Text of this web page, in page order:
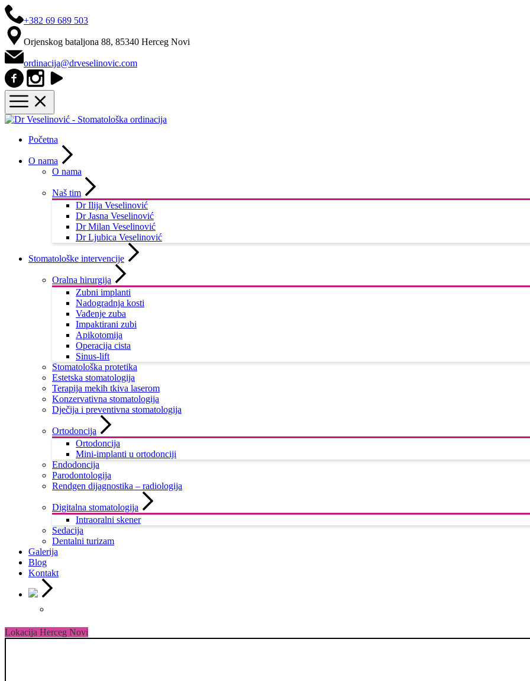
+382 69 689 503
Orjenskog bataljona 88, 85340 Herceg Novi
ordinacija@drveselinovic.com
Početna
O nama
O nama
Naš tim
Dr Ilija Veselinović
Dr Jasna Veselinović
Dr Milan Veselinović
Dr Ljubica Veselinović
Stomatološke intervencije
Oralna hirurgija
Zubni implanti
Nadogradnja kosti
Vađenje zuba
Impaktirani zubi
Apikotomija
Operacija cista
Sinus-lift
Stomatološka protetika
Estetska stomatologija
Terapija mekih tkiva laserom
Konzervativna stomatologija
Dječija i preventivna stomatologija
Ortodoncija
Ortodoncija
Mini-implanti u ortodonciji
Endodoncija
Parodontologija
Rendgen dijagnostika – radiologija
Digitalna stomatologija
Intraoralni skener
Sedacija
Dentalni turizam
Galerija
Blog
Kontakt
Lokacija Herceg Novi